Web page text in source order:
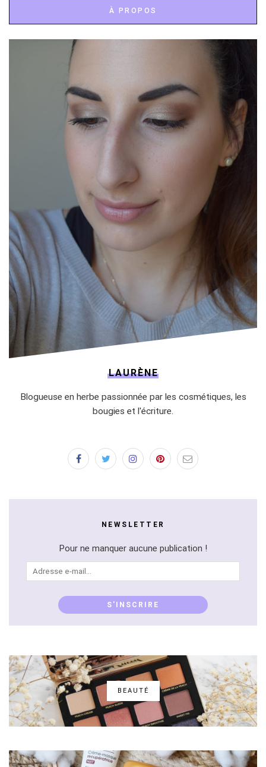
À PROPOS
LAURÈNE
Blogueuse en herbe passionnée par les cosmétiques, les
bougies et l'écriture.
NEWSLETTER
Pour ne manquer aucune publication !
Adresse
e-
S'INSCRIRE
BEAUTÉ